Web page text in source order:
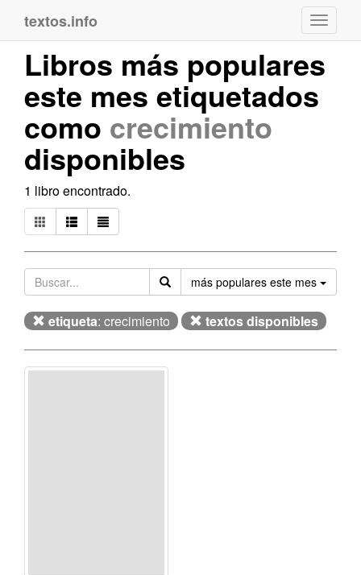
textos.info
Libros más populares
este mes etiquetados
como crecimiento
disponibles
1 libro encontrado.
más populares este mes
etiqueta: crecimiento textos disponibles